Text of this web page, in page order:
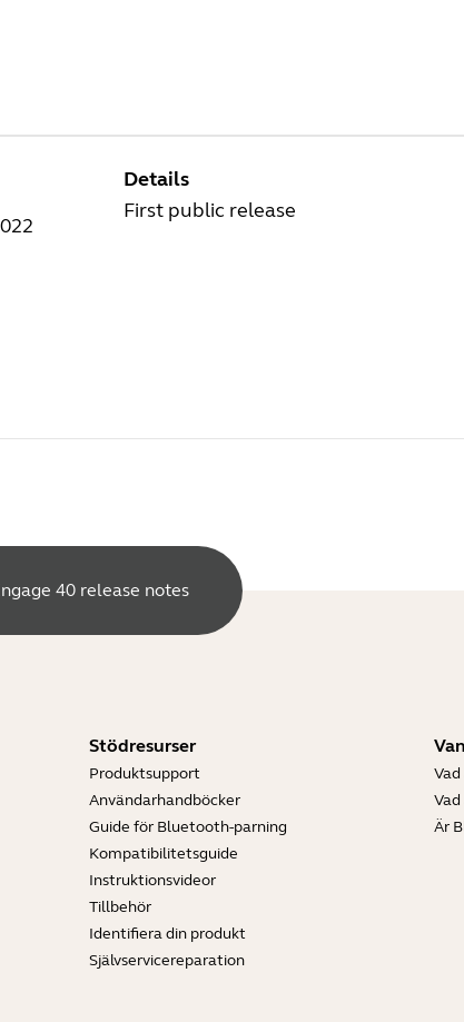
Details
First public release
40 release notes
Stödresurser
Produktsupport
Användarhandböcker
Guide för Bluetooth-parning
Kompatibilitetsguide
Instruktionsvideor
Tillbehör
Identifiera din produkt
Självservicereparation
Är